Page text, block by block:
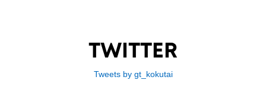
TWITTER
Tweets by gt_kokutai